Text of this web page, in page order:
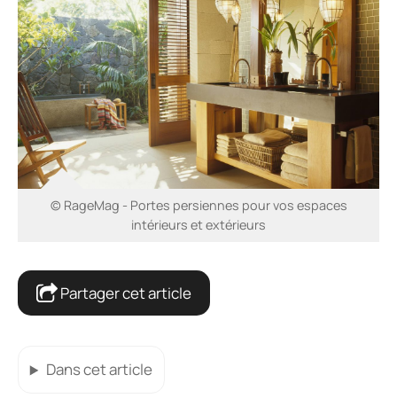
© RageMag - Portes persiennes pour vos espaces
intérieurs et extérieurs
Partager cet article
Dans cet article